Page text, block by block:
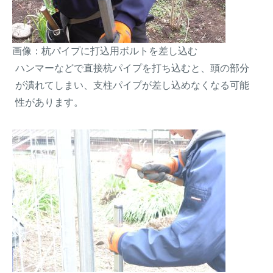
画像：杭パイプに打込用ボルトを差し込む
ハンマーなどで直接杭パイプを打ち込むと、頭の部分
が潰れてしまい、支柱パイプが差し込めなくなる可能
性があります。